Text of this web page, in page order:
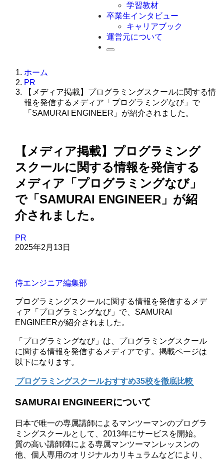
学習教材
卒業生インタビュー
キャリアブック
運営元について
ホーム
PR
【メディア掲載】プログラミングスクールに関する情
報を発信するメディア「プログラミングなび」で
「SAMURAI ENGINEER」が紹介されました。
【メディア掲載】プログラミング
スクールに関する情報を発信する
メディア「プログラミングなび」
で「SAMURAI ENGINEER」が紹
介されました。
PR
2025年2月13日
侍エンジニア編集部
プログラミングスクールに関する情報を発信するメデ
ィア「プログラミングなび」で、SAMURAI
ENGINEERが紹介されました。
「プログラミングなび」は、プログラミングスクール
に関する情報を発信するメディアです。掲載ページは
以下になります。
プログラミングスクールおすすめ35校を徹底比較
SAMURAI ENGINEERについて
日本で唯一の専属講師によるマンツーマンのプログラ
ミングスクールとして、2013年にサービスを開始。
質の高い講師陣による専属マンツーマンレッスンの
他、個人専用のオリジナルカリキュラムなどにより、